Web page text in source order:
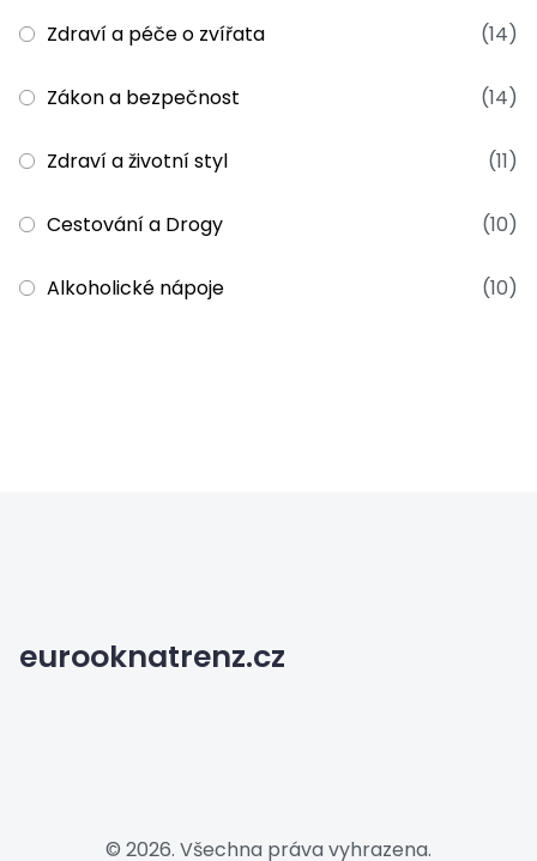
Zdraví a péče o zvířata (14)
Zákon a bezpečnost (14)
Zdraví a životní styl (11)
Cestování a Drogy (10)
Alkoholické nápoje (10)
eurooknatrenz.cz
© 2026. Všechna práva vyhrazena.